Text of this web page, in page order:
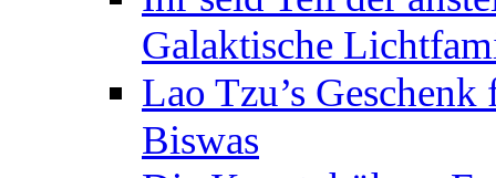
Galaktische
Lao Tzu’s
Biswas